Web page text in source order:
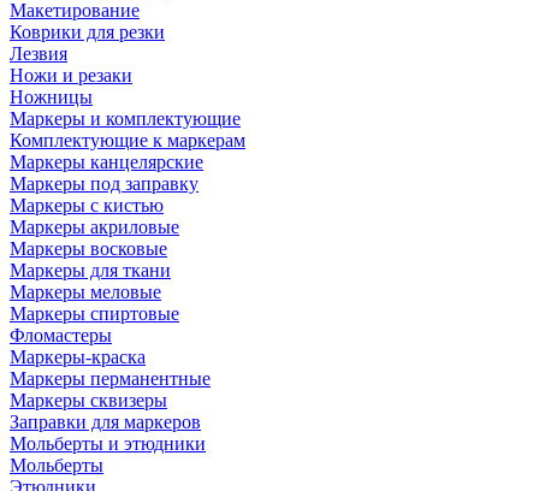
Макетирование
Коврики для резки
Лезвия
Ножи и резаки
Ножницы
Маркеры и комплектующие
Комплектующие к маркерам
Маркеры канцелярские
Маркеры под заправку
Маркеры с кистью
Маркеры акриловые
Маркеры восковые
Маркеры для ткани
Маркеры меловые
Маркеры спиртовые
Фломастеры
Маркеры-краска
Маркеры перманентные
Маркеры сквизеры
Заправки для маркеров
Мольберты и этюдники
Мольберты
Этюдники